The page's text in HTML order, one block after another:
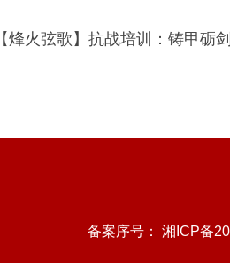
【烽火弦歌】抗战培训：铸甲砺
备案序号： 湘ICP备